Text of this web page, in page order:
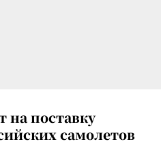
на поставку
самолетов